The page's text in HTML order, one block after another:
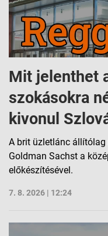
Mit jelenthet
szokásokra
kivonul
A brit üzletlánc
Goldman Sachst a
előkészítésével.
7. 8. 2026 | 12:24